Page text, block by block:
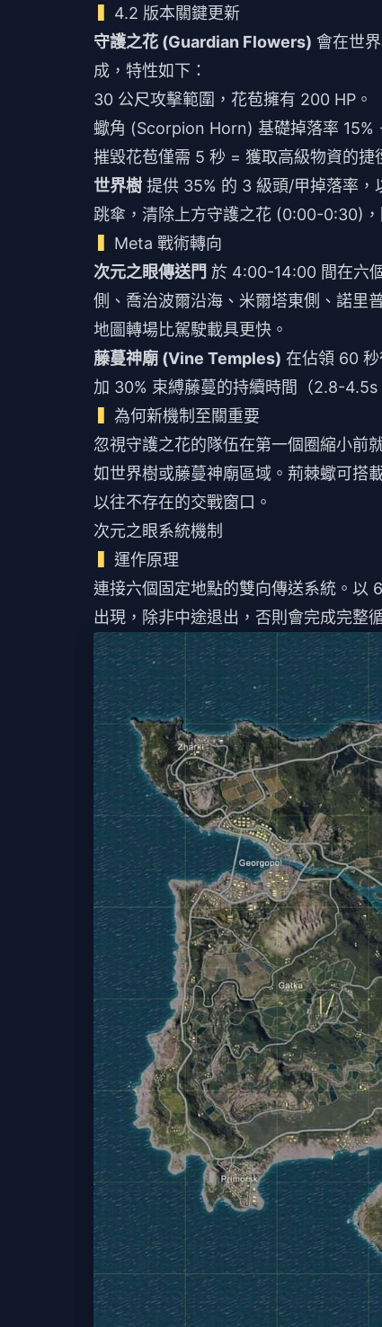
4.2 版本關鍵更新
守護之花 (Guardian Flowers) 會在世
成，特性如下：
30 公尺攻擊範圍，花苞擁有 200 HP。
蠍角 (Scorpion Horn) 基礎掉落率 15%
摧毀花苞僅需 5 秒 = 獲取高級物資的捷
世界樹 提供 35% 的 3 級頭/甲掉落率
跳傘，清除上方守護之花 (0:00-0:30)
Meta 戰術轉向
次元之眼傳送門 於 4:00-14:00 間在六
側、喬治波爾沿海、米爾塔東側、諾里
地圖轉場比駕駛載具更快。
藤蔓神廟 (Vine Temples) 在佔領 60
加 30% 束縛藤蔓的持續時間（2.8-
為何新機制至關重要
忽視守護之花的隊伍在第一個圈縮小前
如世界樹或藤蔓神廟區域。荊棘蠍可搭
以往不存在的交戰窗口。
次元之眼系統機制
運作原理
連接六個固定地點的雙向傳送系統。
出現，除非中途退出，否則會完成完整